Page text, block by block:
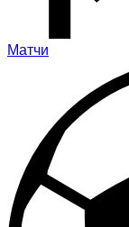
Матчи